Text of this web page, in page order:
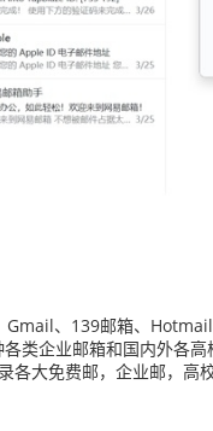
Gmail、139邮箱、
类企业邮箱和国内外各
大免费邮，企业邮，高校